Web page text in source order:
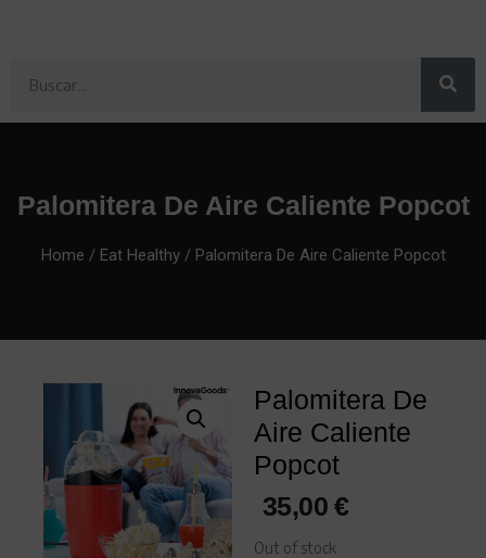
Palomitera De Aire Caliente Popcot
Home / Eat Healthy/ Palomitera De Aire Caliente Popcot
Palomitera De
Aire Caliente
Popcot
35,00€
Out of stock